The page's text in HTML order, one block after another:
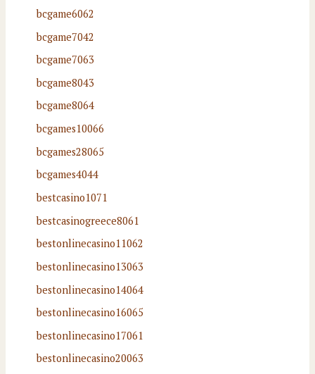
bcgame6062
bcgame7042
bcgame7063
bcgame8043
bcgame8064
bcgames10066
bcgames28065
bcgames4044
bestcasino1071
bestcasinogreece8061
bestonlinecasino11062
bestonlinecasino13063
bestonlinecasino14064
bestonlinecasino16065
bestonlinecasino17061
bestonlinecasino20063